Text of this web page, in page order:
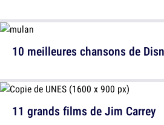
11 grands films de Jim Carrey
10 meilleures chansons de